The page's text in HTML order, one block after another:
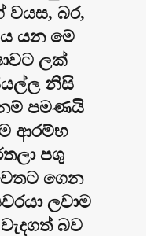
වයස, බර,
යන මේ
ලක්
නිසි
පමණයි
ආරම්භ
පශු
ගෙන
ලවාම
බව